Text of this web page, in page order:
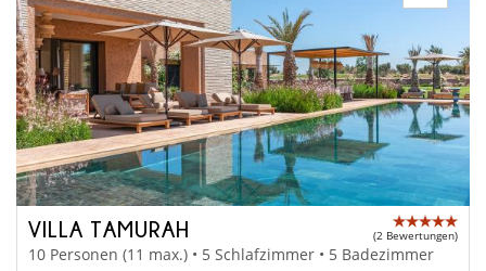
VILLA TAMURAH (2 Bewertungen)
10 Personen (11 max.) • 5 Schlafzimmer • 5 Badezimmer